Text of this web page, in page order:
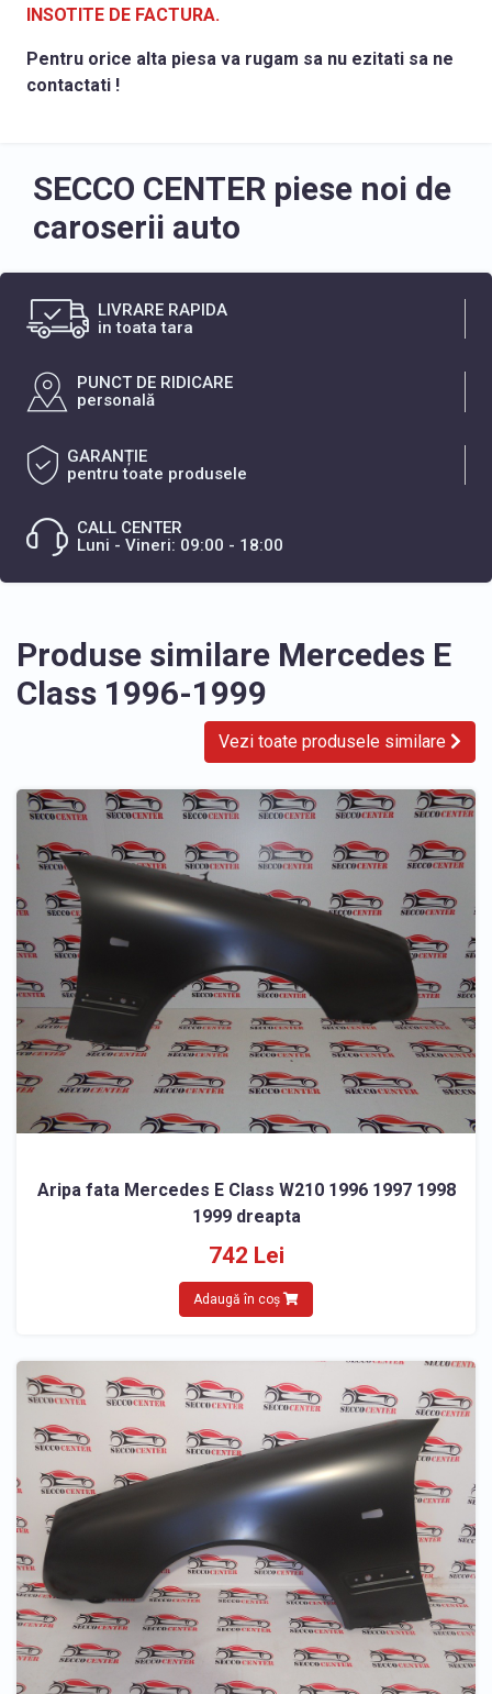
INSOTITE DE FACTURA.
Pentru orice alta piesa va rugam sa nu ezitati sa ne
contactati !
SECCO CENTER piese noi de
caroserii auto
LIVRARE RAPIDA
in toata tara
PUNCT DE RIDICARE
personală
GARANȚIE
pentru toate produsele
CALL CENTER
Luni - Vineri: 09:00 - 18:00
Produse similare Mercedes E
Class 1996-1999
Vezi toate produsele similare
Aripa fata Mercedes E Class W210 1996 1997 1998
1999 dreapta
742 Lei
Adaugă în coș